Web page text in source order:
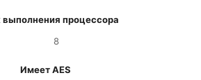
выполнения процессора
8
Имеет AES